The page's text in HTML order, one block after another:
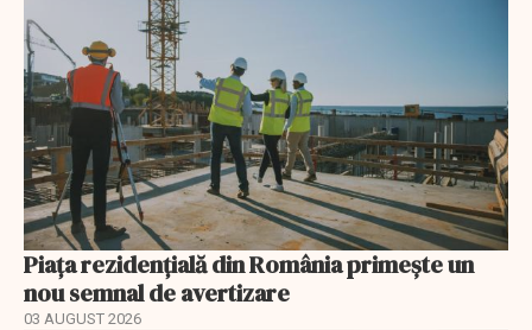
Piața rezidențială din România primește un
nou semnal de avertizare
03 AUGUST 2026